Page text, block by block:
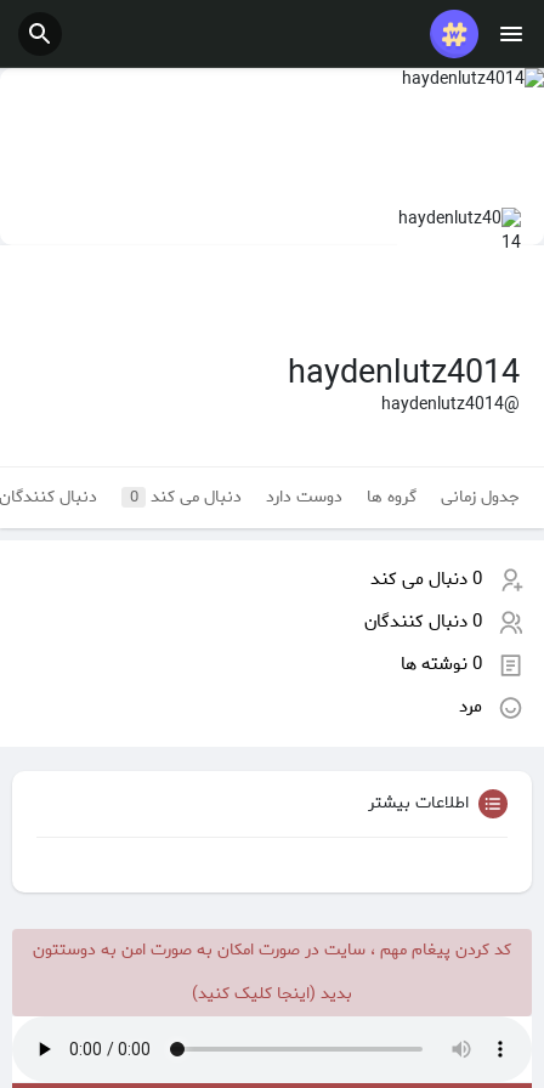
haydenlutz4014
@haydenlutz4014
جدول زمانی گروه ها دوست دارد دنبال می کند 0 دنبال
0 دنبال می کند
0 دنبال کنندگان
0 نوشته ها
مرد
اطلاعات بیشتر
کد کردن پیغام مهم ، سایت در صورت امکان به صورت امن به دوستتون
بدید (اینجا کلیک کنید)